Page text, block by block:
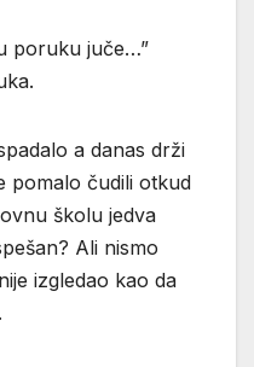
poruku juče…”
a danas drži
pomalo čudili otkud
školu jedva
Ali nismo
izgledao kao da